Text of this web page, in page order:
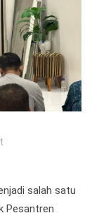
salah satu
Pesantren